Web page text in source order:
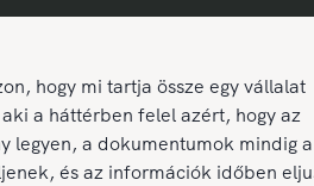
hogy mi tartja össze egy vállalat
a háttérben felel azért, hogy az
legyen, a dokumentumok mindig a
és az információk időben